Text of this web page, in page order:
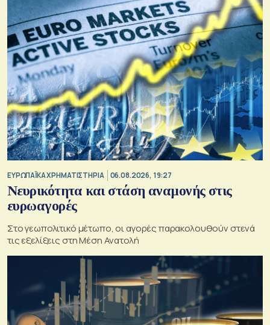
ΕΥΡΩΠΑΪΚΑ ΧΡΗΜΑΤΙΣΤΗΡΙΑ 06.08.2026, 19:27
Νευρικότητα και στάση αναμονής στις
ευρωαγορές
Στο γεωπολιτικό μέτωπο, οι αγορές παρακολουθούν στενά
τις εξελίξεις στη Μέση Ανατολή